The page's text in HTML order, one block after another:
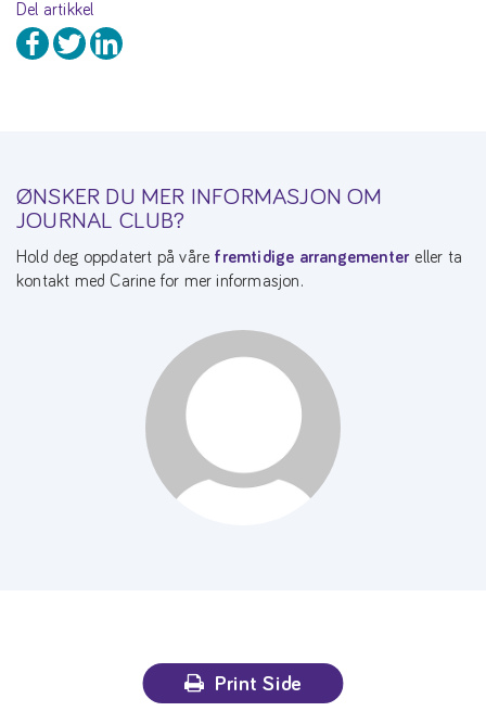
Del artikkel
ØNSKER DU MER INFORMASJON OM
JOURNAL CLUB?
Hold deg oppdatert på våre fremtidige arrangementereller ta
kontakt med Carine for mer informasjon.
Print Side